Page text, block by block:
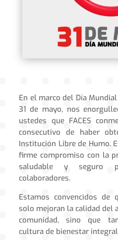
En el marco del Día
31 de mayo, nos
ustedes que FACES
consecutivo de haber
Institución Libre de Humo.
firme compromiso con la
saludable y seguro
colaboradores.
Estamos convencidos de
solo mejoran la calidad del
comunidad, sino que
cultura de bienestar